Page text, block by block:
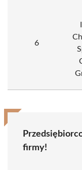
6
firmy!